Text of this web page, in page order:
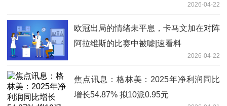
2026-04-22
欧冠出局的情绪未平息，卡马文加在对阵
阿拉维斯的比赛中被嘘|速看料
2026-04-22
焦点讯息：格林美：2025年净利润同比
增长54.87% 拟10派0.95元